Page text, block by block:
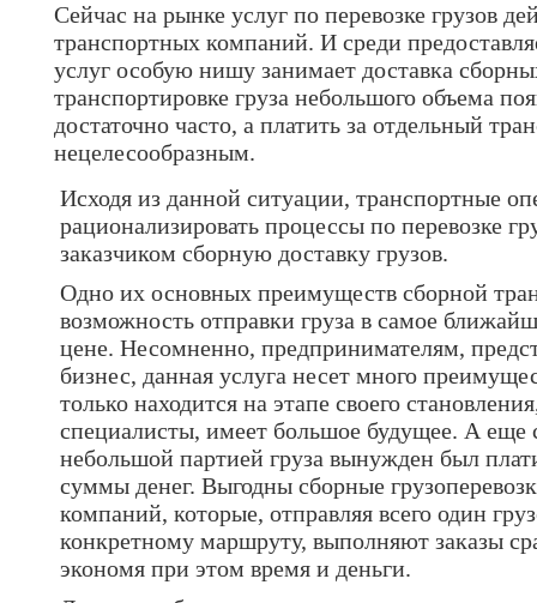
Сейчас на рынке услуг по перевозке грузов
транспортных компаний. И среди
услуг особую нишу занимает доставка
транспортировке груза небольшого объема
достаточно часто, а платить за отдельный
нецелесообразным.
Исходя из данной ситуации, транспортные
рационализировать процессы по перевозке
заказчиком сборную доставку грузов.
Одно их основных преимуществ сборной
возможность отправки груза в самое
цене. Несомненно, предпринимателям,
бизнес, данная услуга несет много
только находится на этапе своего
специалисты, имеет большое будущее. А еще
небольшой партией груза вынужден был
суммы денег. Выгодны сборные
компаний, которые, отправляя всего один
конкретному маршруту, выполняют заказы
экономя при этом время и деньги.